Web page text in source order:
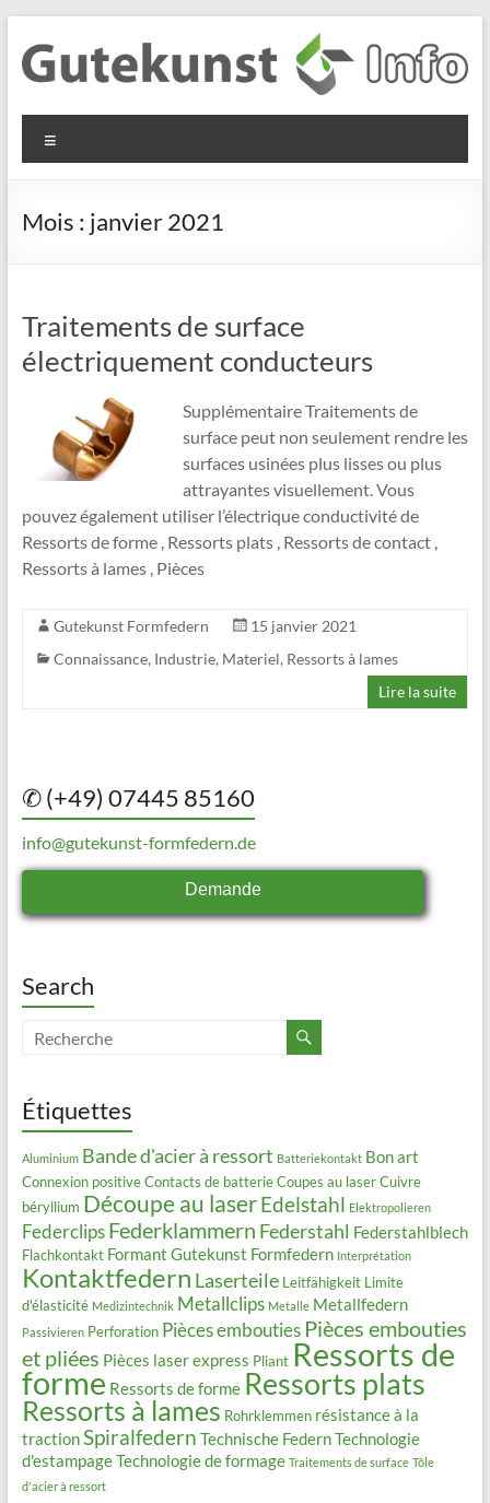
au
contenu
Gutekunst
Formfedern
GmbH
Informationen
Flachmaterial
Mois : janvier 2021
Traitements de surface
électriquement conducteurs
Supplémentaire Traitements de
surface peut non seulement rendre les
surfaces usinées plus lisses ou plus
attrayantes visuellement. Vous
pouvez également utiliser l’électrique conductivité de
Ressorts de forme , Ressorts plats , Ressorts de contact ,
Ressorts à lames , Pièces
Gutekunst Formfedern
15 janvier 2021
Connaissance, Industrie, Materiel, Ressorts à lames
Lire la suite
✆ (+49) 07445 85160
info@gutekunst-formfedern.de
Demande
Search
Étiquettes
Aluminium Bande d'acier à ressort Batteriekontakt Bon art
Connexion positive Contacts de batterie Coupes au laser Cuivre
béryllium Découpe au laserEdelstahl Elektropolieren
Federclips Federklammern Federstahl Federstahlblech
Flachkontakt Formant Gutekunst Formfedern Interprétation
Kontaktfedern Laserteile Leitfähigkeit Limite
d'élasticité Medizintechnik Metallclips Metalle Metallfedern
Passivieren Perforation Pièces embouties Pièces embouties
et pliées Pièces laser express Pliant Ressorts de
forme Ressorts de forme Ressorts plats
Ressorts à lames Rohrklemmen résistance à la
tractionSpiralfedern Technische FedernTechnologie
d'estampageTechnologie de formage Traitements de surface Tôle
d'acier à ressort